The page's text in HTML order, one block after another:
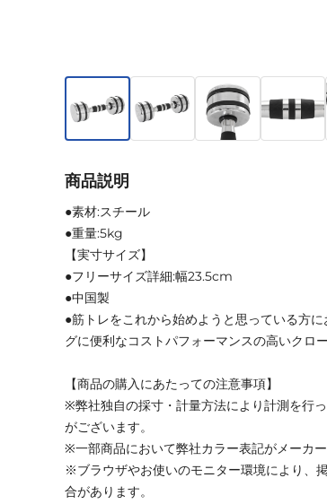
商品説明
●素材:スチール
●重量:5kg
【実寸サイズ】
●フリーサイズ詳細:幅23.5cm
●中国製
●筋トレをこれから始めようと思っている方
グに便利なコストパフォーマンスの高いクロ
【商品の購入にあたっての注意事項】
※弊社独自の採寸・計量方法により計測を行
がございます。
※一部商品において弊社カラー表記がメーカ
※ブラウザやお使いのモニター環境により、
合があります。